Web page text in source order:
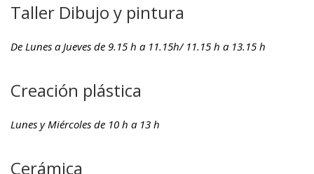
Taller Dibujo y pintura
De Lunes a Jueves de 9.15 h a 11.15h/ 11.15 h a 13.15 h
Creación plástica
Lunes y Miércoles de 10 h a 13 h
Cerámica